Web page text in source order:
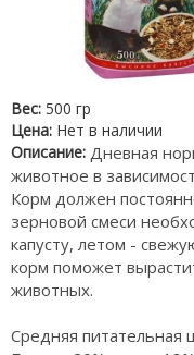
Вес: 500 гр
Цена: Нет в наличии
Описание: Дневная
животное в
Корм должен
зерновой смеси
капусту, летом -
корм поможет
животных.
Средняя питательная